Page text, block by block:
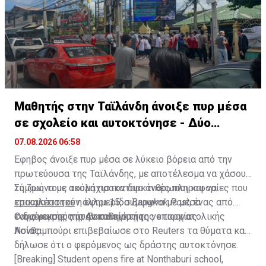
Μαθητής στην Ταϊλάνδη άνοιξε πυρ μέσα
σε σχολείο και αυτοκτόνησε - Δύο
νεκροί
07.08.2026 06:58
Έφηβος άνοιξε πυρ μέσα σε λύκειο βόρεια από την
πρωτεύουσα της Ταϊλάνδης, με αποτέλεσμα να χάσουν
τη ζωή τους τουλάχιστον δυο άνθρωποι και να
τραυματιστούν άλλοι 15, σύμφωνα με μέσα
ενημέρωσης του βασιλείου της νοτιοανατολικής
Ασίας.
Σύμφωνα με ακόμη προκαταρκτικές πληροφορίες που
επικαλέστηκεη εφημερίδαBangkok Post, ένας από
τους νεκρούς ήταν καθηγητής.
Ο διοικητής της Αστυνομίας της επαρχίας
Νονθαμπούρι επιβεβαίωσε στο Reuters τα θύματα και
δήλωσε ότι ο φερόμενος ως δράστης αυτοκτόνησε.
[Breaking] Student opens fire at Nonthaburi school,